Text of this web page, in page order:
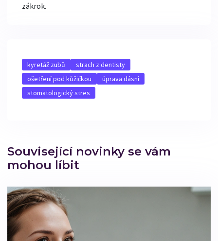
zákrok.
kyretáž zubů
strach z dentisty
ošetření pod kůžičkou
úprava dásní
stomatologický stres
Související novinky se vám
mohou líbit